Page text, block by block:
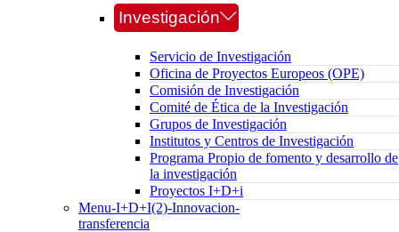
Investigación
Servicio de Investigación
Oficina de Proyectos Europeos (OPE)
Comisión de Investigación
Comité de Ética de la Investigación
Grupos de Investigación
Institutos y Centros de Investigación
Programa Propio de fomento y desarrollo de
la investigación
Proyectos I+D+i
Menu-I+D+I(2)-Innovacion-
transferencia